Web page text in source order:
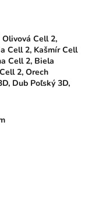
Cell 2,
Cell 2, Kašmír Cell
Cell 2, Biela
2, Orech
Dub Poľský 3D,